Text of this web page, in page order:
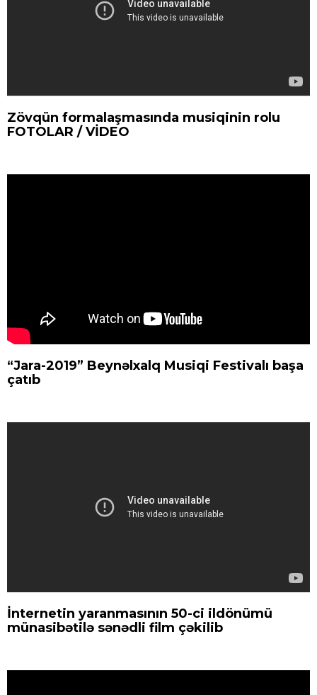
Zövqün formalaşmasında musiqinin rolu
FOTOLAR / VİDEO
“Jara-2019” Beynəlxalq Musiqi Festivalı başa
çatıb
İnternetin yaranmasının 50-ci ildönümü
münasibətilə sənədli film çəkilib